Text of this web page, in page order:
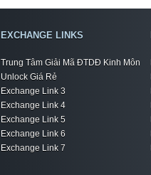
EXCHANGE LINKS
Trung Tâm Giải Mã ĐTDĐ Kinh Môn
Unlock Giá Rẻ
Exchange Link 3
Exchange Link 4
Exchange Link 5
Exchange Link 6
Exchange Link 7